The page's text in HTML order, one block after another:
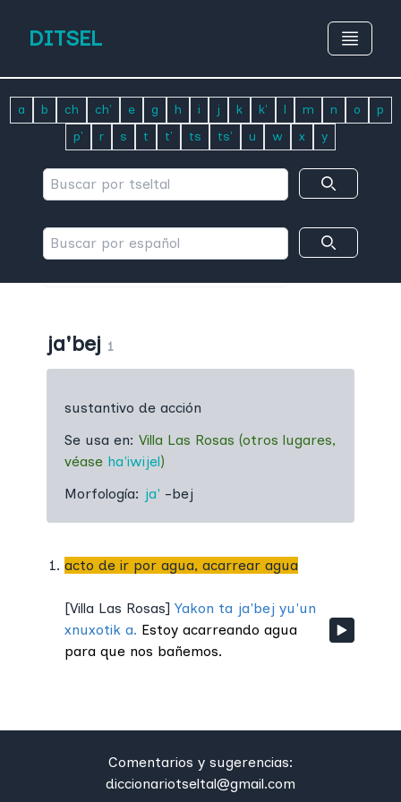
DITSEL
a b ch ch' e g h i j k k' l m n o
p
p'
r s t t' ts ts' u w x y
ja'bej 1
sustantivo de acción
Se usa en: Villa Las Rosas (otros lugares,
véase ha'iwijel)
Morfología: ja' -bej
acto de ir por agua, acarrear agua
[Villa Las Rosas] Yakon ta ja'bej yu'un
xnuxotik a. Estoy acarreando agua
para que nos bañemos.
Comentarios y sugerencias:
diccionariotseltal@gmail.com